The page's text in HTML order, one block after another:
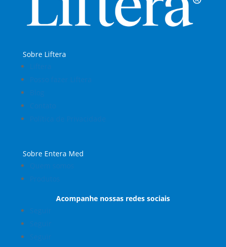
Sobre Liftera
Sobre Entera Med
Acompanhe nossas redes sociais